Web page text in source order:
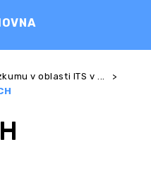
v oblasti ITS v ...
>